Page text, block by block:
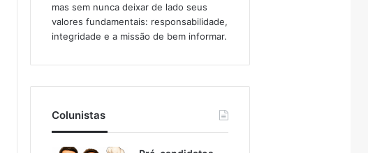
mas sem nunca deixar de lado seus
valores fundamentais: responsabilidade,
integridade e a missão de bem informar.​
Colunistas